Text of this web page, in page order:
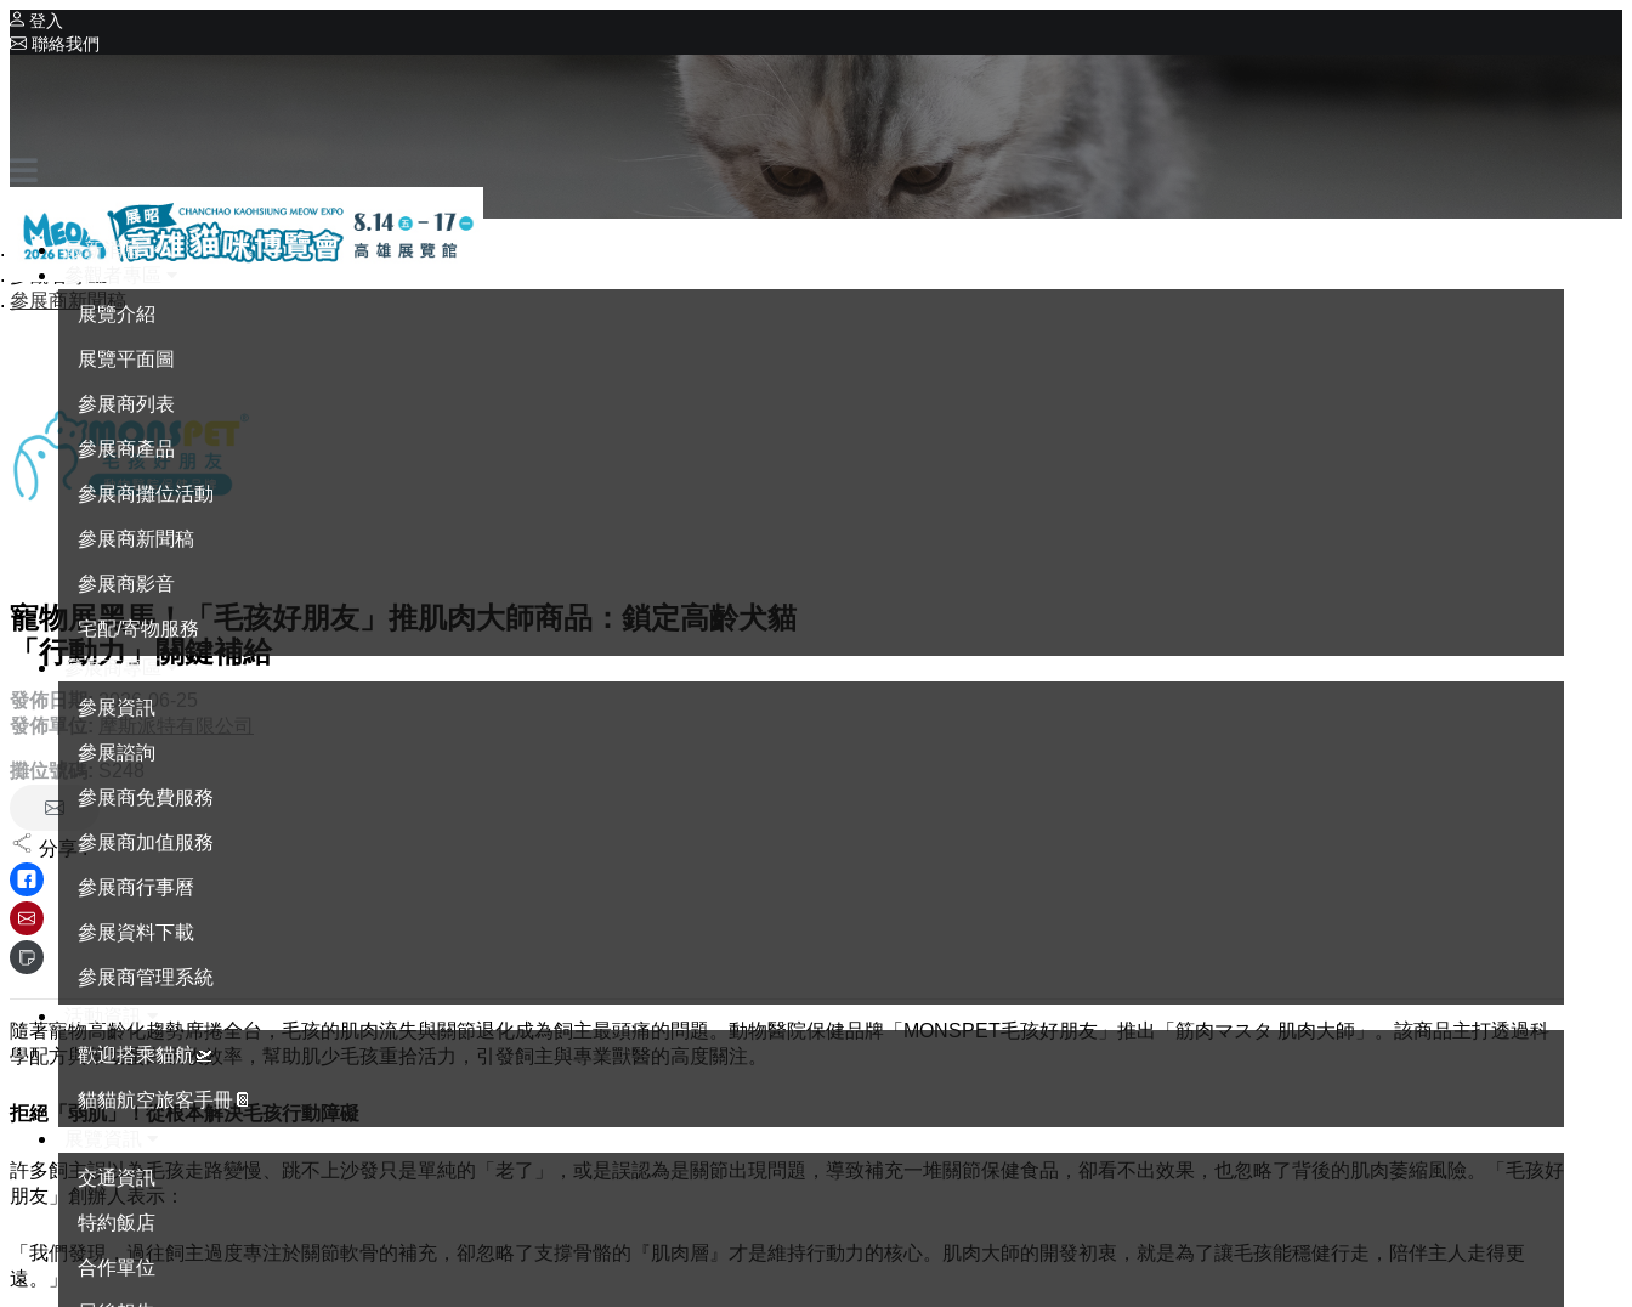
登入
聯絡我們
最新消息
展覽介紹
展覽平面圖
參展商列表
參展商產品
參展商攤位活動
參展商新聞稿
參展商影音
宅配/寄物服務
參展商專區
參展資訊
參展諮詢
參展商免費服務
參展商加值服務
參展商行事曆
參展資料下載
參展商管理系統
活動資訊
歡迎搭乘貓航🛫
貓貓航空旅客手冊📔
交通資訊
特約飯店
合作單位
首頁
參觀者專區
參展商新聞稿
寵物展黑馬！「毛孩好朋友」推肌肉大師商品：鎖定高齡犬貓
「行動力」關鍵補給
發佈日期:2026-06-25
發佈單位:
攤位號碼:
分享 :
隨著寵物高齡化趨勢席捲全台，毛孩的肌肉流失與關節退化成為飼主最頭痛的問題。動物醫院保健品牌「MONSPET毛孩好朋友」推出「筋肉マスタ 肌肉大師」。該商品主打透過科
學配方與幫助蛋白吸收效率，幫助肌少毛孩重拾活力，引發飼主與專業獸醫的高度關注。
拒絕「弱肌」！從根本解決毛孩行動障礙
許多飼主誤以為毛孩走路變慢、跳不上沙發只是單純的「老了」，或是誤認為是關節出現問題，導致補充一堆關節保健食品，卻看不出效果，也忽略了背後的肌肉萎縮風險。「毛孩好
朋友」創辦人表示：
「我們發現，過往飼主過度專注於關節軟骨的補充，卻忽略了支撐骨骼的『肌肉層』才是維持行動力的核心。肌肉大師的開發初衷，就是為了讓毛孩能穩健行走，陪伴主人走得更
遠。」